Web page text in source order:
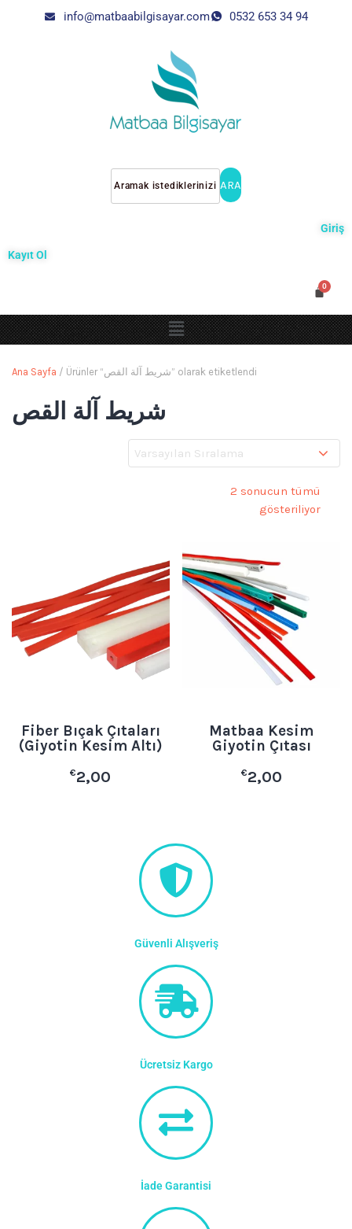
info@matbaabilgisayar.com 0532 653 34 94
ARA
Giriş
Kayıt Ol
Ana Sayfa / Ürünler “شريط آلة القص” olarak etiketlendi
شريط آلة القص
2 sonucun tümü
gösteriliyor
Fiber Bıçak Çıtaları
(Giyotin Kesim Altı)
€2,00
Matbaa Kesim
Giyotin Çıtası
€2,00
Güvenli Alışveriş
Ücretsiz Kargo
İade Garantisi